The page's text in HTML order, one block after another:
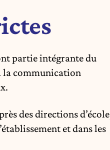
partie intégrante du
la communication
des directions
et dans les